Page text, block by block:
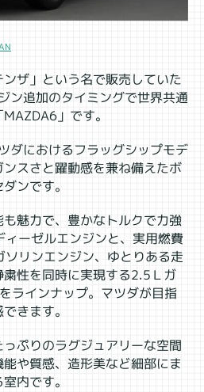
ザ」という名で販売していた
ン追加のタイミングで世界共通
」です。
ダにおけるフラッグシップモデ
スさと躍動感を兼ね備えたボ
ンです。
魅力で、豊かなトルクで力強
ーゼルエンジンと、実用燃費
リンエンジン、ゆとりある走
粛性を同時に実現する2.5Ｌガ
ラインナップ。マツダが目指
きます。
ぷりのラグジュアリーな空間
や質感、造形美など細部にま
内です。